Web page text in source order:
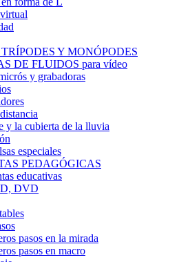
Y MONÓPODES
DE FLUIDOS para vídeo
y grabadoras
y la cubierta de la lluvia
especiales
PEDAGÓGICAS
educativas
DVD
pasos en la mirada
pasos en macro